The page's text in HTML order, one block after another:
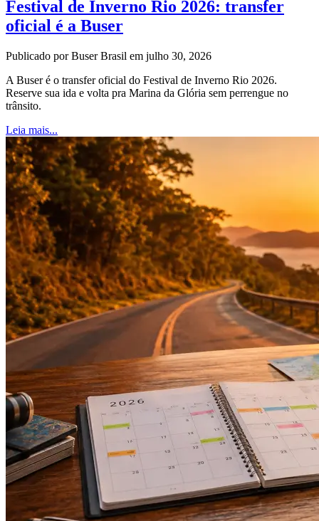
Festival de Inverno Rio 2026: transfer
oficial é a Buser
Publicado por Buser Brasil em julho 30, 2026
A Buser é o transfer oficial do Festival de Inverno Rio 2026.
Reserve sua ida e volta pra Marina da Glória sem perrengue no
trânsito.
Leia mais...